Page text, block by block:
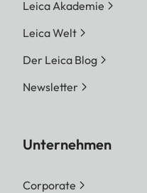
Leica Akademie
Leica Welt
Der Leica Blog
Newsletter
Unternehmen
Corporate